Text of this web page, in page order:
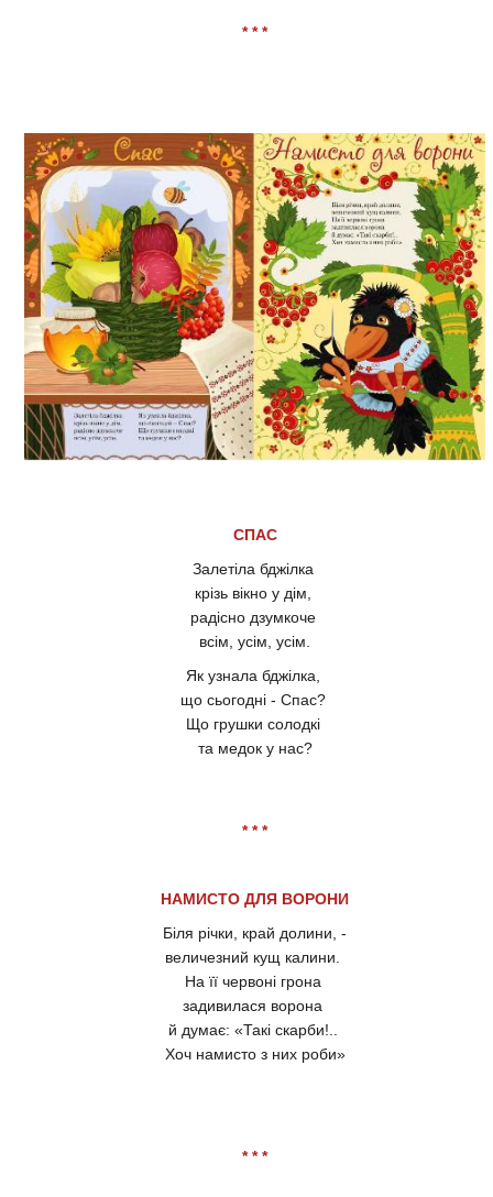
* * *
СПАС
Залетіла бджілка
крізь вікно у дім,
радісно дзумкоче
всім, усім, усім.
Як узнала бджілка,
що сьогодні - Спас?
Що грушки солодкі
та медок у нас?
* * *
НАМИСТО ДЛЯ ВОРОНИ
Біля річки, край долини, -
величезний кущ калини.
На її червоні грона
задивилася ворона
й думає: «Такі скарби!..
Хоч намисто з них роби»
* * *